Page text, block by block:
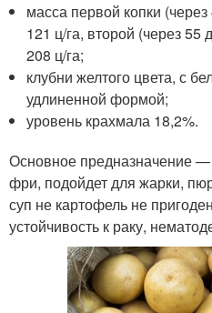
масса первой копки
121 ц/га, второй (через
208 ц/га;
клубни желтого цвета, с
удлиненной формой;
уровень крахмала 18,2%.
Основное предназначение
фри, подойдет для жарки,
суп не картофель не
устойчивость к раку,